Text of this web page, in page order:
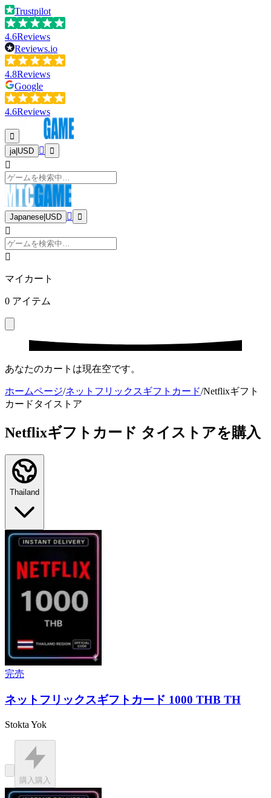
Trustpilot
4.6Reviews
Reviews.io
4.8Reviews
Google
4.6Reviews
ja| USD
Japanese USD
マイカート
0 アイテム
あなたのカートは現在空です。
ホームページ/ネットフリックスギフトカード/Netflixギフト
カードタイストア
Netflixギフトカード タイストアを購入
Thailand
完売
ネットフリックスギフトカード 1000 THB TH
Stokta Yok
購入 購入